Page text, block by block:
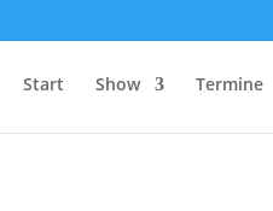
Start Show Termine